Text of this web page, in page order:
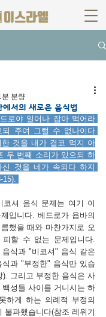
서의 새로운 음식법
분 분량
로야 일어나 잡아 먹어라
되 주여 그럴 수 없나이다
것을 내가 결코 먹지 아
두 번째 소리가 있으되 하
신 것을 네가 속되다 하지
15).
코셔 음식 문제는 여기 이
입니다. 베드로가 욥바의
했을 때와 마찬가지로 오
피할 수 없는 문제입니다.
식과 "비코셔" 음식 같은
과 "부정한" 음식만 있습
). 그리고 부정한 음식은 사
성들 사이를 거니시는 하
하게 하는 의례적 부정의
불과했습니다(참조 레위기